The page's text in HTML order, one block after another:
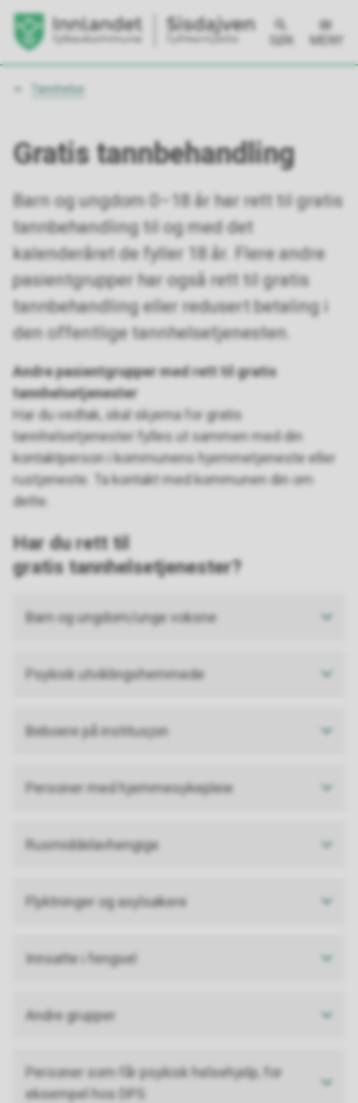
SØK MENY
Du
Tannhelse
Gratis tannbehandling
Barn og ungdom 0–18 år har rett til gratis
tannbehandling til og med det
kalenderåret de fyller 18 år. Flere andre
pasientgrupper har også rett til gratis
tannbehandling eller redusert betaling i
den offentlige tannhelsetjenesten.
Andre pasientgrupper med rett til gratis
tannhelsetjenester
Har du vedtak, skal skjema for gratis
tannhelsetjenester fylles ut sammen med din
kontaktperson i kommunens hjemmetjeneste eller
rustjeneste. Ta kontakt med kommunen din om
dette.
Har du rett til
gratis tannhelsetjenester?
Barn og ungdom/unge voksne
Psykisk utviklingshemmede
Beboere på institusjon
Personer med hjemmesykepleie
Rusmiddelavhengige
Flyktninger og asylsøkere
Innsatte i fengsel
Andre grupper
Personer som får psykisk helsehjelp, for
eksempel hos DPS